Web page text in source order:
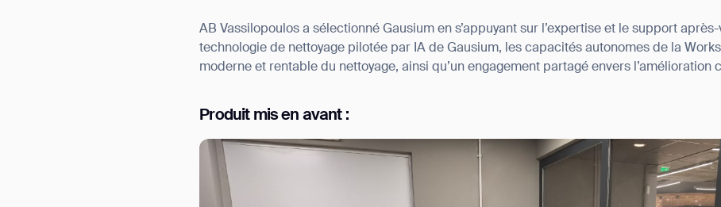
AB Vassilopoulos a sélectionné Gausium en s’appuyant sur l’expertise et le support
technologie de nettoyage pilotée par IA de Gausium, les capacités autonomes de la
moderne et rentable du nettoyage, ainsi qu’un engagement partagé envers l’amélioration
Produit mis en avant :
BACK